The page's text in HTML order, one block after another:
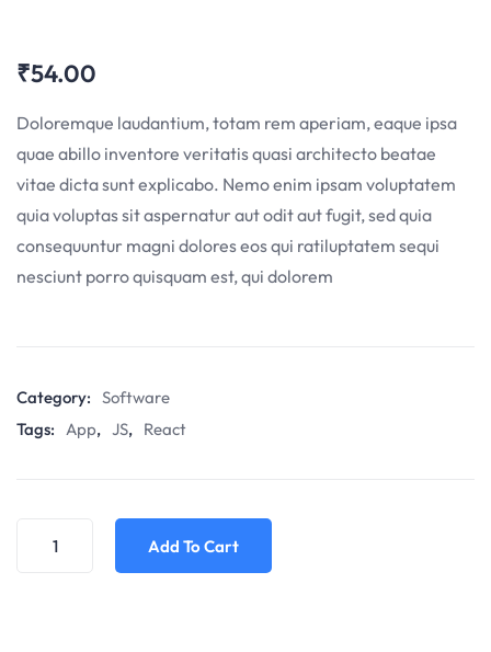
₹54.00
Doloremque laudantium, totam rem aperiam, eaque ipsa
quae abillo inventore veritatis quasi architecto beatae
vitae dicta sunt explicabo. Nemo enim ipsam voluptatem
quia voluptas sit aspernatur aut odit aut fugit, sed quia
consequuntur magni dolores eos qui ratiluptatem sequi
nesciunt porro quisquam est, qui dolorem
Category: Software
Tags: App, JS, React
Add To Cart